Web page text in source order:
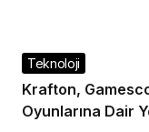
Teknoloji
Krafton,
Oyunlarına Dair